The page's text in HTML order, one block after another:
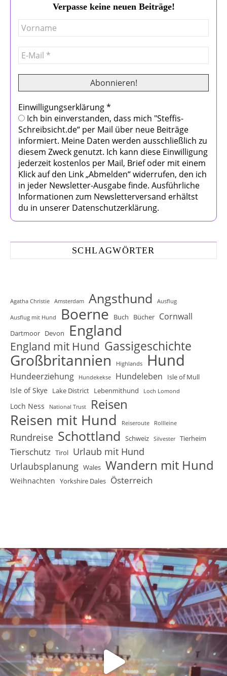
Verpasse keine neuen Beiträge!
Einwilligungserklärung*
Ich bin einverstanden, dass mich "Steffis-
Schreibsicht.de“ per Mail über neue Beiträge
informiert. Meine Daten werden ausschließlich zu
diesem Zweck genutzt. Ich kann diese Einwilligung
jederzeit kostenlos per Mail, Brief oder mit einem
Klick auf den Link „Abmelden“ widerrufen, den ich
in jeder Newsletter-Ausgabe finde. Ausführliche
Informationen zum Newsletterversand erhältst
du in unserer Datenschutzerklärung.
SCHLAGWÖRTER
Agatha Christie Amsterdam Angsthund Ausflug
Ausflug mit Hund Boerne Buch Bücher Cornwall
Dartmoor Devon England
England mit Hund Gassigeschichte
Großbritannien Highlands Hund
Hundeerziehung Hundekekse Hundeleben Isle of Mull
Isle of Skye Lake District Lebenmithund Loch Lomond
Loch Ness National Trust Reisen
Reisen mit Hund Reiseroute Rollleine
Rundreise Schottland Schweiz Silvester Tierheim
Tierschutz Tirol Urlaub mit Hund
Urlaubsplanung Wales Wandern mit Hund
Weihnachten Yorkshire Dales Österreich